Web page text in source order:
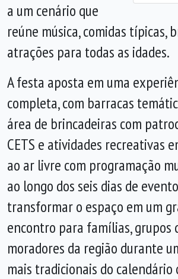
a um cenário que
reúne música, comidas típicas,
atrações para todas as idades.
A festa aposta em uma
completa, com barracas
área de brincadeiras com
CETS e atividades recreativas
ao ar livre com programação
ao longo dos seis dias de
transformar o espaço em um
encontro para famílias, grupos
moradores da região durante
mais tradicionais do